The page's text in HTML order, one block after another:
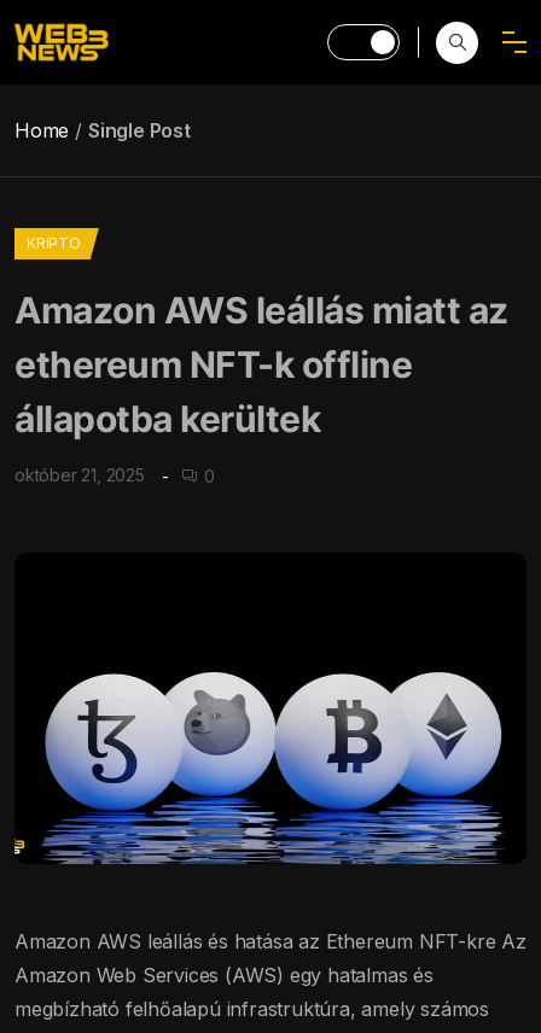
Home Single Post
KRIPTO
Amazon AWS leállás miatt az
ethereum NFT-k offline
állapotba kerültek
október 21, 2025 0
Amazon AWS leállás és hatása az Ethereum NFT-kre Az
Amazon Web Services (AWS) egy hatalmas és
megbízható felhőalapú infrastruktúra, amely számos